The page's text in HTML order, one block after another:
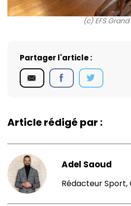
(c) EFS Grand
Partager l'article :
Article rédigé par :
Adel Saoud
Rédacteur Sport,